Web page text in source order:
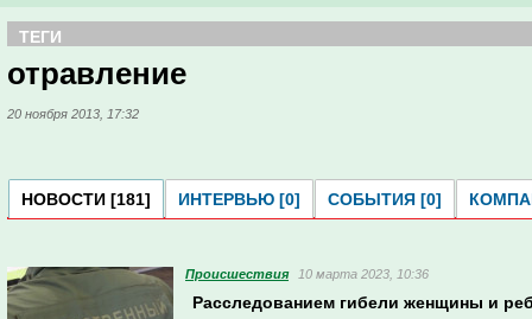
ТЕГИ
отравление
20 ноября 2013, 17:32
НОВОСТИ [181] ИНТЕРВЬЮ [0] СОБЫТИЯ [0]
Проиcшествия 10 марта 2023, 10:36
Расследованием гибели женщины и